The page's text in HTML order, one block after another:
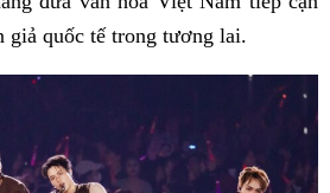
giả quốc tế trong tương lai.